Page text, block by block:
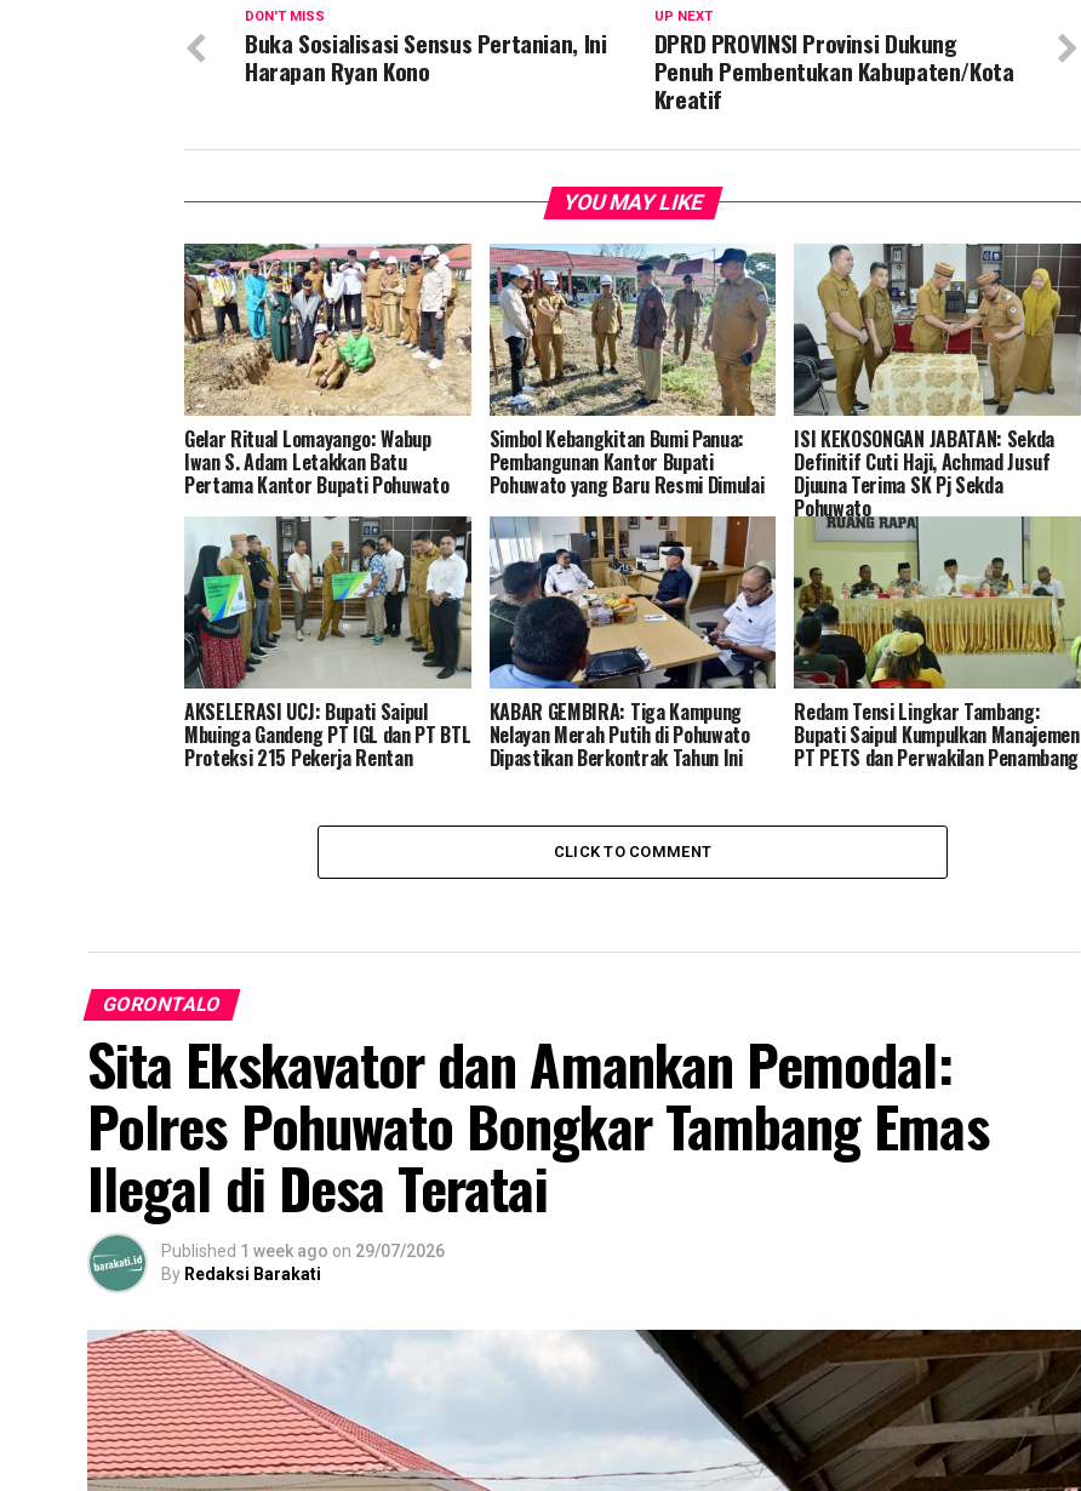
UP NEXT
DPRD PROVINSI Provinsi Dukung
Penuh Pembentukan Kabupaten/Kota
Kreatif
DON'T MISS
Buka Sosialisasi Sensus Pertanian, Ini
Harapan Ryan Kono
YOU MAY LIKE
Gelar Ritual Lomayango: Wabup
Iwan S. Adam Letakkan Batu
Pertama Kantor Bupati Pohuwato
Simbol Kebangkitan Bumi Panua:
Pembangunan Kantor Bupati
Pohuwato yang Baru Resmi Dimulai
ISI KEKOSONGAN JABATAN: Sekda
Definitif Cuti Haji, Achmad Jusuf
Djuuna Terima SK Pj Sekda
Pohuwato
AKSELERASI UCJ: Bupati Saipul
Mbuinga Gandeng PT IGL dan PT BTL
Proteksi 215 Pekerja Rentan
KABAR GEMBIRA: Tiga Kampung
Nelayan Merah Putih di Pohuwato
Dipastikan Berkontrak Tahun Ini
Redam Tensi Lingkar Tambang:
Bupati Saipul Kumpulkan Manajemen
PT PETS dan Perwakilan Penambang
CLICK TO COMMENT
GORONTALO
Sita Ekskavator dan Amankan Pemodal:
Polres Pohuwato Bongkar Tambang Emas
Ilegal di Desa Teratai
Published 1 week ago on 29/07/2026
By Redaksi Barakati